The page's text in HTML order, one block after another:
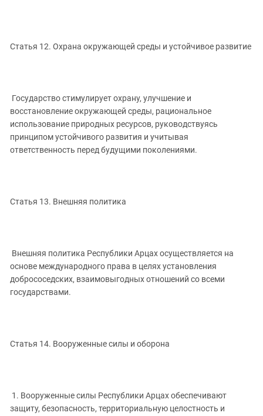
Статья 12. Охрана окружающей среды и устойчивое развитие
Государство стимулирует охрану, улучшение и
восстановление окружающей среды, рациональное
использование природных ресурсов, руководствуясь
принципом устойчивого развития и учитывая
ответственность перед будущими поколениями.
Статья 13. Внешняя политика
Внешняя политика Республики Арцах осуществляется на
основе международного права в целях установления
добрососедских, взаимовыгодных отношений со всеми
государствами.
Статья 14. Вооруженные силы и оборона
1. Вооруженные силы Республики Арцах обеспечивают
защиту, безопасность, территориальную целостность и